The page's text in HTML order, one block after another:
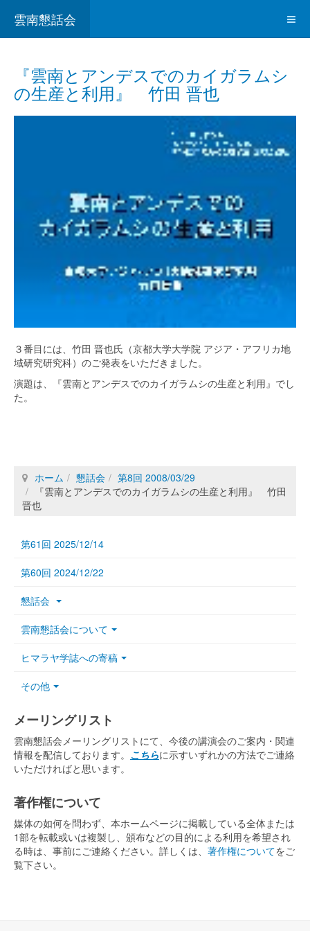
雲南懇話会
『雲南とアンデスでのカイガラムシ
の生産と利用』 竹田 晋也
３番目には、竹田 晋也氏（京都大学大学院 アジア・アフリカ地
域研究研究科）のご発表をいただきました。
演題は、『雲南とアンデスでのカイガラムシの生産と利用』でし
た。
ホーム 懇話会
第8回 2008/03/29
『雲南とアンデスでのカイガラムシの生産と利用』 竹田
晋也
第61回 2025/12/14
第60回 2024/12/22
懇話会
雲南懇話会について
ヒマラヤ学誌への寄稿
その他
メーリングリスト
雲南懇話会メーリングリストにて、今後の講演会のご案内・関連
情報を配信しております。 こちらに示すいずれかの方法でご連絡
いただければと思います。
著作権について
媒体の如何を問わず、本ホームページに掲載している全体または
1部を転載或いは複製し、頒布などの目的による利用を希望され
る時は、事前にご連絡ください。詳しくは、 著作権についてをご
覧下さい。